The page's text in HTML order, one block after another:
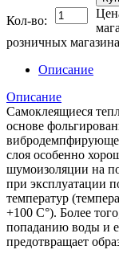
Кол-во:
розничных
Описание
Описание
Самоклеящиеся
основе
слоя особенно
шумоизоляции на
при эксплуатации
температур
+100 С°). Более
попаданию воды и
предотвращает